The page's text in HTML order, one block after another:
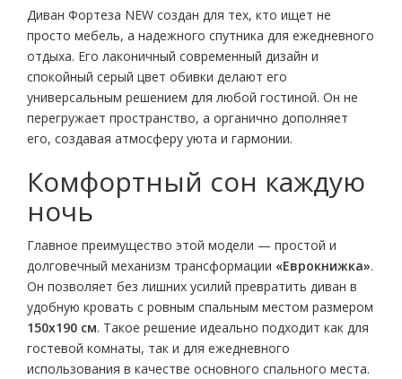
Диван Фортеза NEW создан для тех, кто ищет не
просто мебель, а надежного спутника для ежедневного
отдыха. Его лаконичный современный дизайн и
спокойный серый цвет обивки делают его
универсальным решением для любой гостиной. Он не
перегружает пространство, а органично дополняет
его, создавая атмосферу уюта и гармонии.
Комфортный сон каждую
ночь
Главное преимущество этой модели — простой и
долговечный механизм трансформации «Еврокнижка».
Он позволяет без лишних усилий превратить диван в
удобную кровать с ровным спальным местом размером
150х190 см. Такое решение идеально подходит как для
гостевой комнаты, так и для ежедневного
использования в качестве основного спального места.